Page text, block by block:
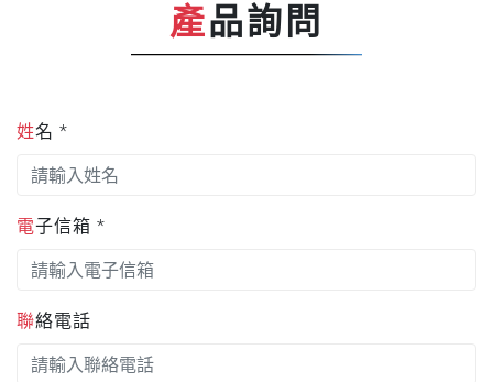
產品詢問
姓名 *
電子信箱 *
聯絡電話